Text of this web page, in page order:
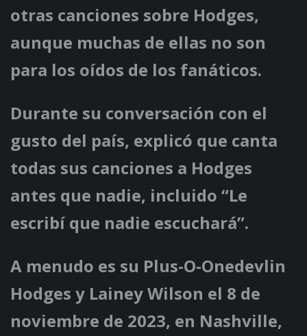
otras canciones sobre Hodges,
aunque muchas de ellas no son
para los oídos de los fanáticos.
Durante su conversación con el
gusto del país, explicó que canta
todas sus canciones a Hodges
antes que nadie, incluido “Le
escribí que nadie escuchará”.
A menudo es su Plus-O-Onedevlin
Hodges y Lainey Wilson el 8 de
noviembre de 2023, en Nashville,